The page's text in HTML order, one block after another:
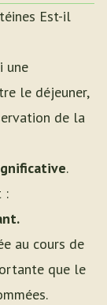
Est-il
une
le déjeuner,
de la
.
:
au cours de
que le